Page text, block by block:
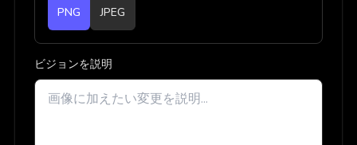
PNG JPEG
ビジョンを説明